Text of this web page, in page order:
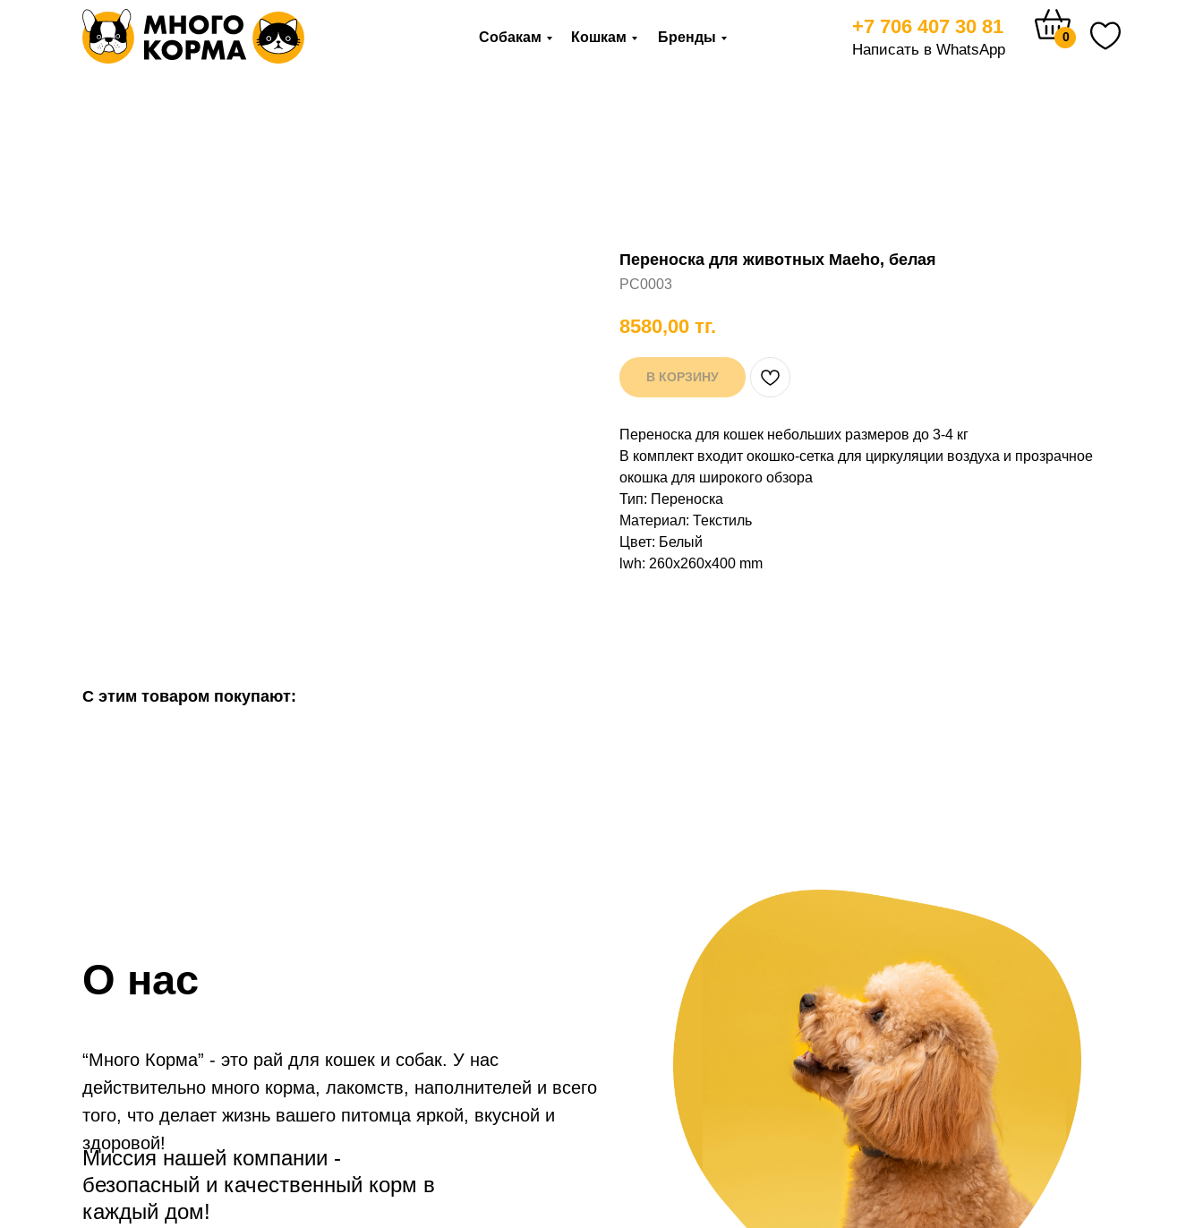
0
Собакам Кошкам Бренды +7 706 407 30 81
Написать в WhatsApp
Переноска для животных Maeho, белая
PC0003
8580,00 тг.
В КОРЗИНУ
Переноска для кошек небольших размеров до 3-4 кг
В комплект входит окошко-сетка для циркуляции воздуха и прозрачное
окошка для широкого обзора
Тип: Переноска
Материал: Текстиль
Цвет: Белый
lwh: 260x260x400 mm
С этим товаром покупают:
“Много Корма” - это рай для кошек и собак. У нас
действительно много корма, лакомств, наполнителей и всего
того, что делает жизнь вашего питомца яркой, вкусной и
здоровой!
Миссия нашей компании -
безопасный и качественный корм в
каждый дом!
О нас